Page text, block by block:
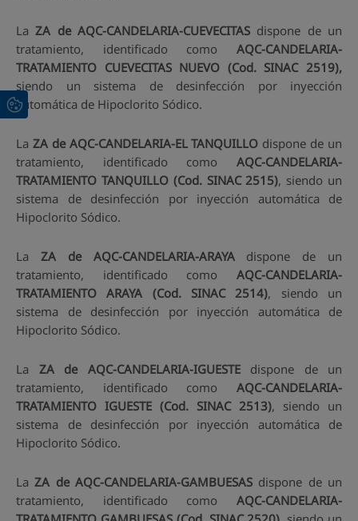
LaZA de AQC-CANDELARIA-CUEVECITAS dispone de un
tratamiento, identificado como AQC-CANDELARIA-
TRATAMIENTO CUEVECITAS NUEVO (Cod. SINAC 2519),
siendo un sistema de desinfección por inyección
automática de Hipoclorito Sódico.
La ZA de AQC-CANDELARIA-EL TANQUILLO dispone de un
tratamiento, identificado como AQC-CANDELARIA-
TRATAMIENTO TANQUILLO (Cod. SINAC 2515), siendo un
sistema de desinfección por inyección automática de
Hipoclorito Sódico.
La ZA de AQC-CANDELARIA-ARAYAdispone de un
tratamiento, identificado como AQC-CANDELARIA-
TRATAMIENTO ARAYA (Cod. SINAC 2514), siendo un
sistema de desinfección por inyección automática de
Hipoclorito Sódico.
La ZA de AQC-CANDELARIA-IGUESTEdispone de un
tratamiento, identificado como AQC-CANDELARIA-
TRATAMIENTO IGUESTE (Cod. SINAC 2513), siendo un
sistema de desinfección por inyección automática de
Hipoclorito Sódico.
LaZA de AQC-CANDELARIA-GAMBUESAS dispone de un
tratamiento, identificado como AQC-CANDELARIA-